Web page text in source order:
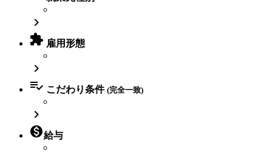

 雇用形態

 こだわり条件 (完全一致)

給与